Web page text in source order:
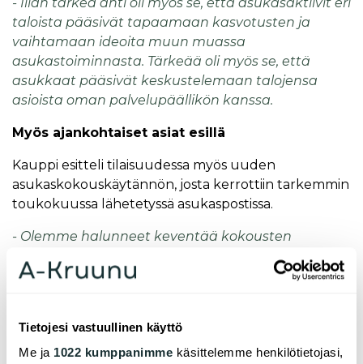
Tietojesi vastuullinen käyttö
Me ja 1022 kumppanimme käsittelemme henkilötietojasi,
taloista pääsivät tapaamaan kasvotusten ja
vaihtamaan ideoita muun muassa
asukastoiminnasta. Tärkeää oli myös se, että
asukkaat pääsivät keskustelemaan talojensa
asioista oman palvelupäällikön kanssa.
Myös ajankohtaiset asiat esillä
Kauppi esitteli tilaisuudessa myös uuden
asukaskokouskäytännön, josta kerrottiin tarkemmin
toukokuussa lähetetyssä asukaspostissa.
- Olemme halunneet keventää kokousten
aikataulutusta ja luoda kokouksiin enemmän tilaa
keskustelulle ajankohtaisista asumiseen liittyvistä
asukastoimikunnille käsittelyyn mahdollisia
lausuntoja varten, toteaa Kauppi.